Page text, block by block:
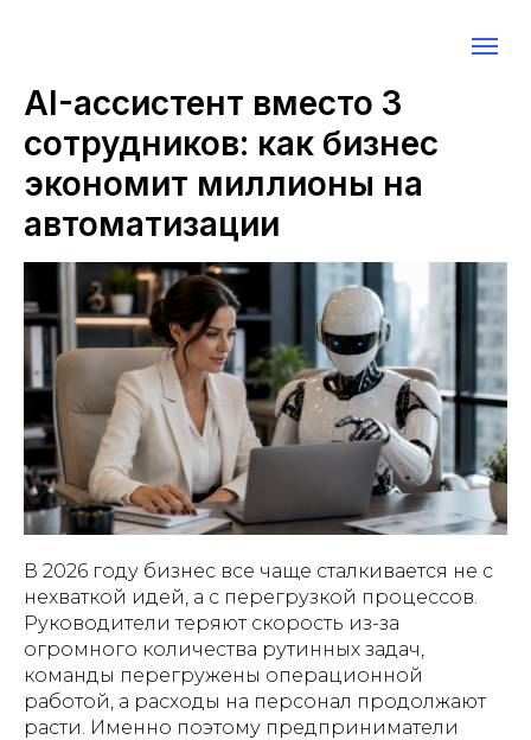
AI-ассистент вместо 3
сотрудников: как бизнес
экономит миллионы на
автоматизации
В 2026 году бизнес все чаще сталкивается не с
нехваткой идей, а с перегрузкой процессов.
Руководители теряют скорость из-за
огромного количества рутинных задач,
команды перегружены операционной
работой, а расходы на персонал продолжают
расти. Именно поэтому предприниматели